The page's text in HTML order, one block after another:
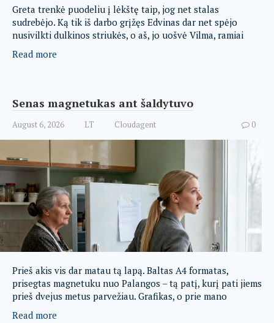
Greta trenkė puodeliu į lėkštę taip, jog net stalas
sudrebėjo. Ką tik iš darbo grįžęs Edvinas dar net spėjo
nusivilkti dulkinos striukės, o aš, jo uošvė Vilma, ramiai
Read more
Senas magnetukas ant šaldytuvo
August 6, 2026 LT Cloudagent 0
Prieš akis vis dar matau tą lapą. Baltas A4 formatas,
prisegtas magnetuku nuo Palangos – tą patį, kurį pati jiems
prieš dvejus metus parvežiau. Grafikas, o prie mano
Read more